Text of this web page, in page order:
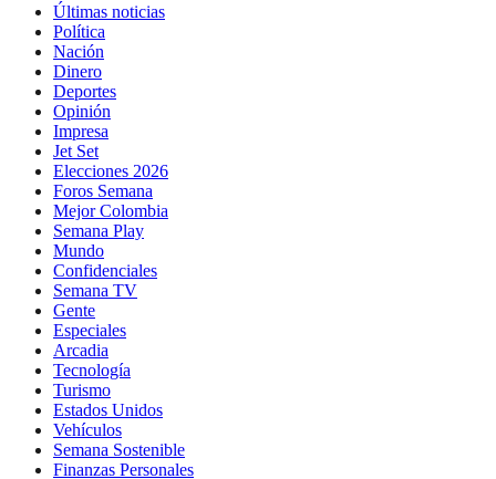
Últimas noticias
Política
Nación
Dinero
Deportes
Opinión
Impresa
Jet Set
Elecciones 2026
Foros Semana
Mejor Colombia
Semana Play
Mundo
Confidenciales
Semana TV
Gente
Especiales
Arcadia
Tecnología
Turismo
Estados Unidos
Vehículos
Semana Sostenible
Finanzas Personales